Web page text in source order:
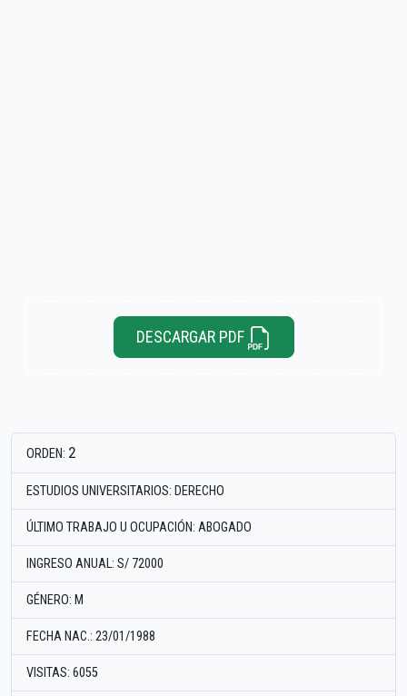
DESCARGAR PDF
ORDEN: 2
ESTUDIOS UNIVERSITARIOS: DERECHO
ÚLTIMO TRABAJO U OCUPACIÓN: ABOGADO
INGRESO ANUAL: S/ 72000
GÉNERO: M
FECHA NAC.: 23/01/1988
VISITAS: 6055